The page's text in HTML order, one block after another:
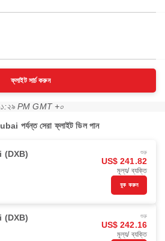
ফ্লাইট সার্চ করুন
PM GMT +০
পর্যন্ত সেরা ফ্লাইট ডিল পান
(DXB) শুরু
US$ 241.82
মূল্য/ ব্যক্তি
বুক করুন
(DXB) শুরু
US$ 242.16
মূল্য/ ব্যক্তি